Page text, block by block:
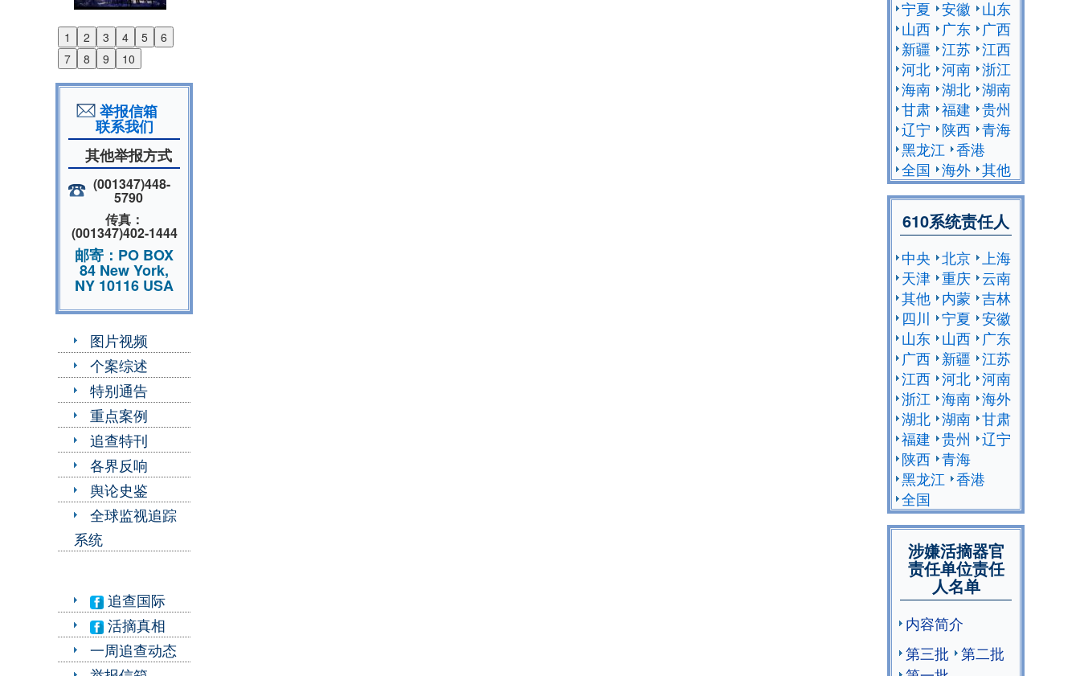
1 2 3 4 5
6
7
8 9 10
Previous
Next
举报信箱
联系我们
其他举报方式
(001347)448-
5790
传真：
(001347)402-1444
邮寄：PO BOX
84 New York,
NY 10116 USA
图片视频
个案综述
特别通告
重点案例
追查特刊
各界反响
舆论史鉴
全球监视追踪
系统
追查国际
活摘真相
一周追查动态
宁夏 安徽
山东
山西
广东
广西
新疆 江苏 江西
河北 河南 浙江
海南 湖北 湖南
甘肃 福建 贵州
辽宁
陕西 青海
黑龙江 香港
全国 海外 其他
610系统责任人
中央 北京
上海
天津 重庆 云南
其他 内蒙 吉林
四川
宁夏 安徽
山东 山西
广东
广西 新疆 江苏
江西 河北 河南
浙江 海南 海外
湖北 湖南 甘肃
福建 贵州
辽宁
陕西 青海
黑龙江 香港
全国
涉嫌活摘器官
责任单位责任
人名单
内容简介
第三批
第二批